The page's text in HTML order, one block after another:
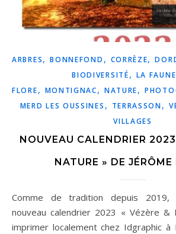
ARBRES,BONNEFOND , CORRÈZE,
BIODIVERSITÉ, LA FAUNE
FLORE, MONTIGNAC, NATURE,
MERD LES OUSSINES , TERRASSON,
VILLAGES
NOUVEAU CALENDRIER
NATURE » DE
Comme de tradition depuis 2019, j’auto édite mon
nouveau calendrier 2023 « Vézère &
imprimer localement chez Idgraphic à